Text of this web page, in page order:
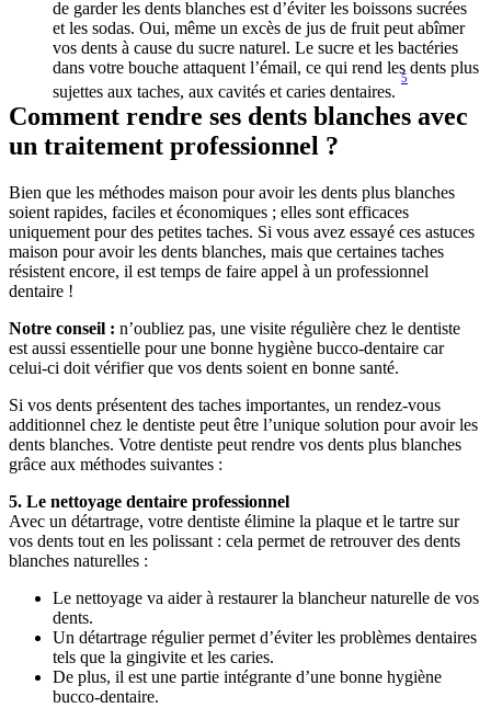
de garder les dents blanches est d’éviter les boissons sucrées
et les sodas. Oui, même un excès de jus de fruit peut abîmer
vos dents à cause du sucre naturel. Le sucre et les bactéries
dans votre bouche attaquent l’émail, ce qui rend les dents plus
sujettes aux taches, aux cavités et caries dentaires.
5
Comment rendre ses dents blanches avec
un traitement professionnel ?
Bien que les méthodes maison pour avoir les dents plus blanches
soient rapides, faciles et économiques ; elles sont efficaces
uniquement pour des petites taches. Si vous avez essayé ces astuces
maison pour avoir les dents blanches, mais que certaines taches
résistent encore, il est temps de faire appel à un professionnel
dentaire !
Notre conseil : n’oubliez pas, une visite régulière chez le dentiste
est aussi essentielle pour une bonne hygiène bucco-dentaire car
celui-ci doit vérifier que vos dents soient en bonne santé.
Si vos dents présentent des taches importantes, un rendez-vous
additionnel chez le dentiste peut être l’unique solution pour avoir les
dents blanches. Votre dentiste peut rendre vos dents plus blanches
grâce aux méthodes suivantes :
5. Le nettoyage dentaire professionnel
Avec un détartrage, votre dentiste élimine la plaque et le tartre sur
vos dents tout en les polissant : cela permet de retrouver des dents
blanches naturelles :
Le nettoyage va aider à restaurer la blancheur naturelle de vos
dents.
Un détartrage régulier permet d’éviter les problèmes dentaires
tels que la gingivite et les caries.
De plus, il est une partie intégrante d’une bonne hygiène
bucco-dentaire.